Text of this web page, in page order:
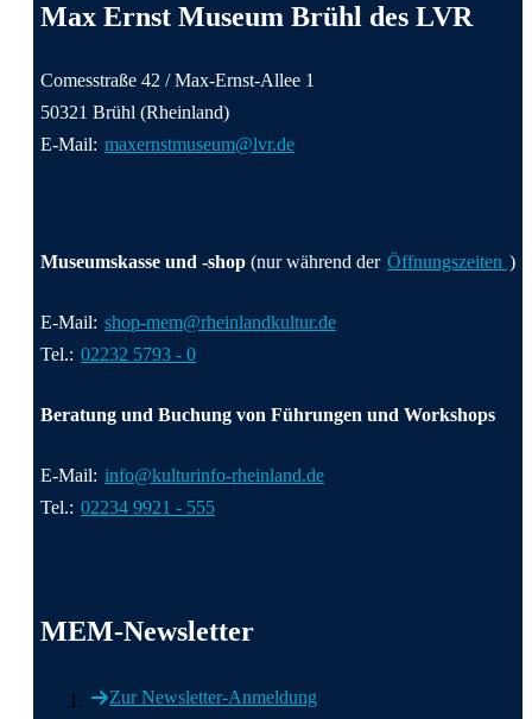
Max Ernst Museum Brühl des LVR
Comesstraße 42 / Max-Ernst-Allee 1
50321 Brühl (Rheinland)
E-Mail: maxernstmuseum@lvr.de
Museumskasse und -shop (nur während der Öffnungszeiten )
E-Mail: shop-mem@rheinlandkultur.de
Tel.: 02232 5793 - 0
Beratung und Buchung von Führungen und Workshops
E-Mail: info@kulturinfo-rheinland.de
Tel.: 02234 9921 - 555
MEM-Newsletter
Zur Newsletter-Anmeldung